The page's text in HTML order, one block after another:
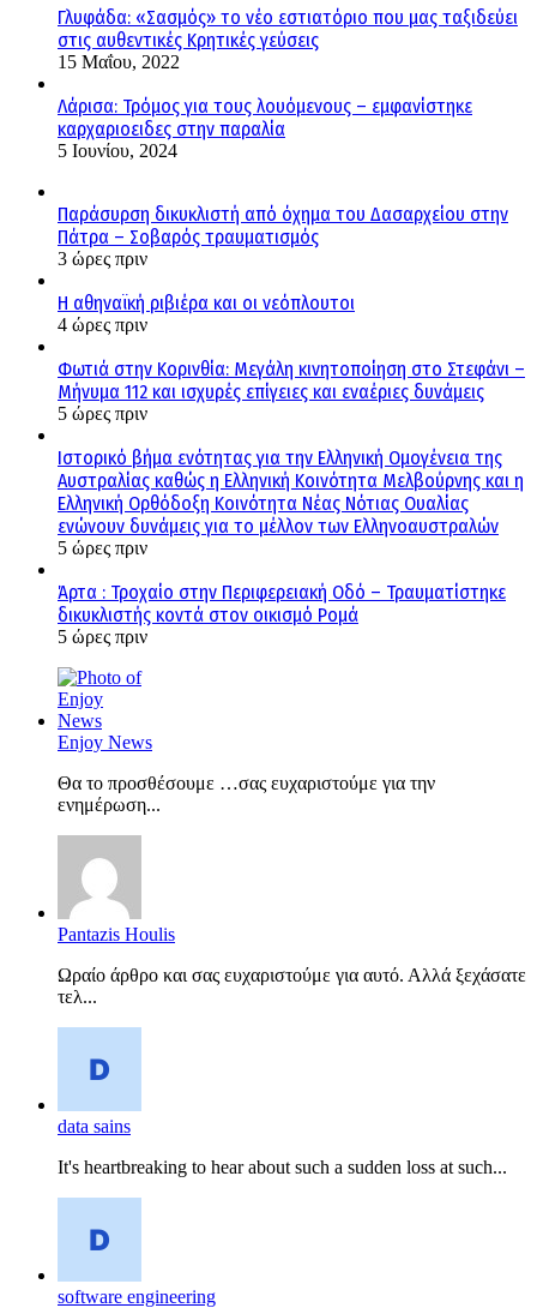
Γλυφάδα: «Σασμός» το νέο εστιατόριο που μας ταξιδεύει
στις αυθεντικές Κρητικές γεύσεις
15 Μαΐου, 2022
Λάρισα: Τρόμος για τους λουόμενους – εμφανίστηκε
καρχαριοειδες στην παραλία
5 Ιουνίου, 2024
Παράσυρση δικυκλιστή από όχημα του Δασαρχείου στην
Πάτρα – Σοβαρός τραυματισμός
3 ώρες πριν
Η αθηναϊκή ριβιέρα και οι νεόπλουτοι
4 ώρες πριν
Φωτιά στην Κορινθία: Μεγάλη κινητοποίηση στο Στεφάνι –
Μήνυμα 112 και ισχυρές επίγειες και εναέριες δυνάμεις
5 ώρες πριν
Ιστορικό βήμα ενότητας για την Ελληνική Ομογένεια της
Αυστραλίας καθώς η Ελληνική Κοινότητα Μελβούρνης και η
Ελληνική Ορθόδοξη Κοινότητα Νέας Νότιας Ουαλίας
ενώνουν δυνάμεις για το μέλλον των Ελληνοαυστραλών
5 ώρες πριν
Άρτα : Τροχαίο στην Περιφερειακή Οδό – Τραυματίστηκε
δικυκλιστής κοντά στον οικισμό Ρομά
5 ώρες πριν
Enjoy News
Θα το προσθέσουμε …σας ευχαριστούμε για την
ενημέρωση...
Pantazis Houlis
Ωραίο άρθρο και σας ευχαριστούμε για αυτό. Αλλά ξεχάσατε
τελ...
data sains
It's heartbreaking to hear about such a sudden loss at such...
software engineering